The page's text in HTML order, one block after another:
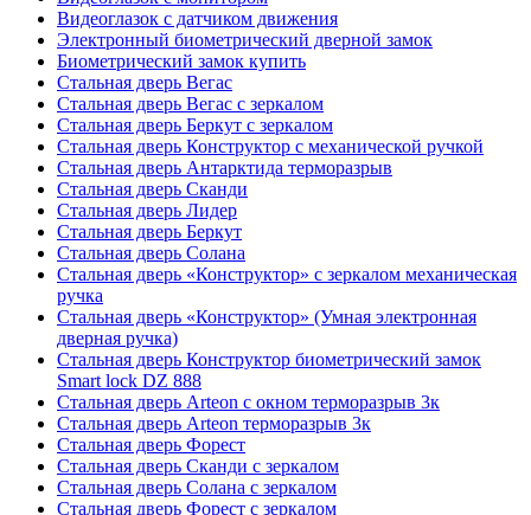
Видеоглазок с датчиком движения
Электронный биометрический дверной замок
Биометрический замок купить
Стальная дверь Вегас
Стальная дверь Вегас с зеркалом
Стальная дверь Беркут с зеркалом
Стальная дверь Конструктор с механической ручкой
Стальная дверь Антарктида терморазрыв
Стальная дверь Сканди
Стальная дверь Лидер
Стальная дверь Беркут
Стальная дверь Солана
Стальная дверь «Конструктор» с зеркалом механическая
ручка
Стальная дверь «Конструктор» (Умная электронная
дверная ручка)
Стальная дверь Конструктор биометрический замок
Smart lock DZ 888
Стальная дверь Arteon с окном терморазрыв 3к
Стальная дверь Arteon терморазрыв 3к
Стальная дверь Форест
Стальная дверь Сканди с зеркалом
Стальная дверь Солана с зеркалом
Стальная дверь Форест с зеркалом